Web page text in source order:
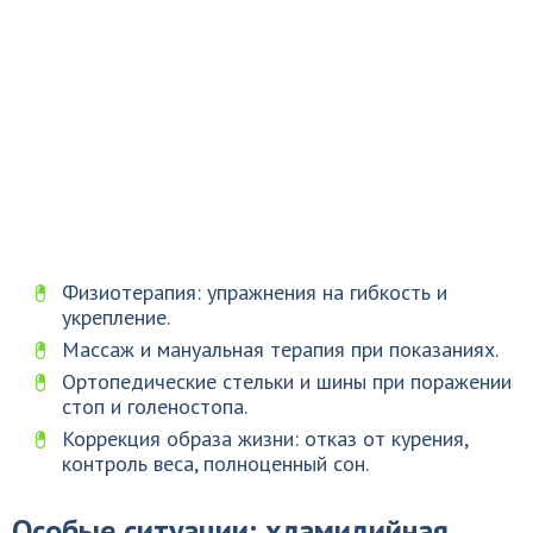
Физиотерапия: упражнения на гибкость и
укрепление.
Массаж и мануальная терапия при показаниях.
Ортопедические стельки и шины при поражении
стоп и голеностопа.
Коррекция образа жизни: отказ от курения,
контроль веса, полноценный сон.